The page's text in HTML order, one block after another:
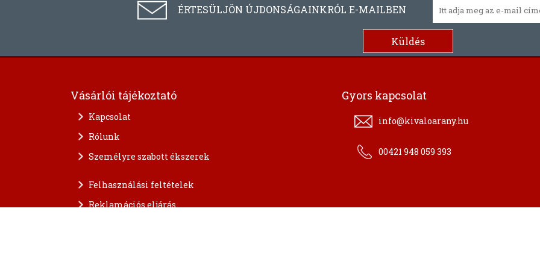
ÉRTESÜLJÖN ÚJDONSÁGAINKRÓL E-MAILBEN
Vásárlói tájékoztató
Kapcsolat
Rólunk
Személyre szabott ékszerek
Felhasználási feltételek
Reklamációs eljárás
Gyors kapcsolat
info@kivaloarany.hu
00421 948 059 393